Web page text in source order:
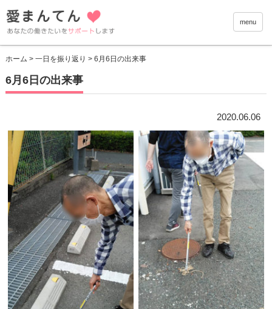
愛まん
menu
ホーム > 一日を振り返り > 6月6日の出来事
6月6日の出来事
2020.06.06